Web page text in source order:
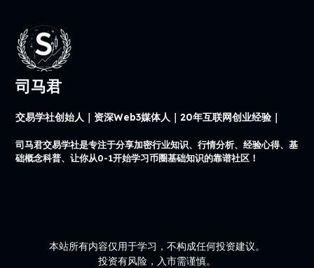
司马君
交易学社创始人｜资深Web3媒体人｜20年互联网创业经验｜
司马君交易学社是专注于分享加密行业知识、行情分析、经验心得、基
础概念科普、让你从0-1开始学习币圈基础知识的靠谱社区！
本站所有内容仅用于学习，不构成任何投资建议。
投资有风险，入市需谨慎。